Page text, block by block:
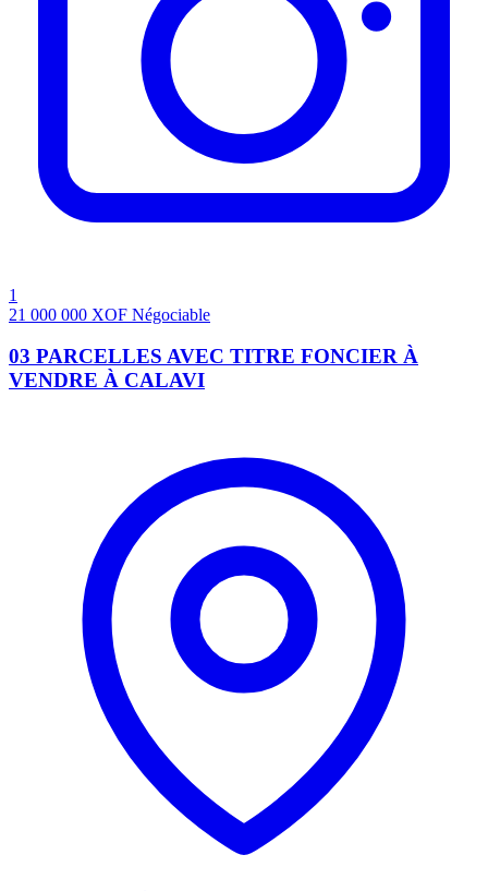
1
21 000 000 XOF Négociable
03 PARCELLES AVEC TITRE FONCIER À
VENDRE À CALAVI